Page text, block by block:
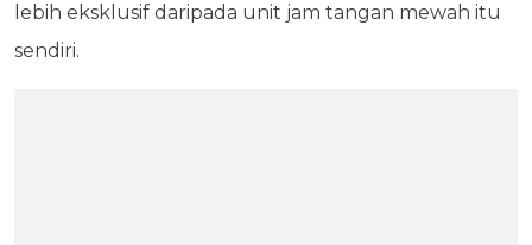
lebih eksklusif daripada unit jam tangan mewah itu
sendiri.